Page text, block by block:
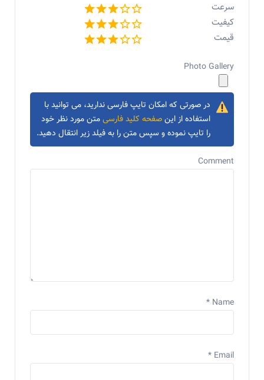
سرعت
کیفیت
قیمت
Photo Gallery
در صورتی که امکان تایپ فارسی ندارید، می توانید با
استفاده از اینصفحه کلید فارسیمتن مورد نظر خود
را تایپ نموده و سپس متن را به فیلد زیر انتقال دهید.
Comment
Name
*
Email
*